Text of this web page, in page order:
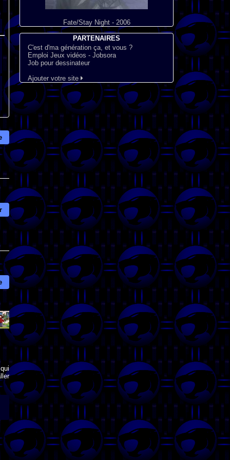
Fate/Stay Night - 2006
PARTENAIRES
C'est d'ma génération ça, et vous ?
Emploi Jeux vidéos - Jobsora
Job pour dessinateur
Ajouter votre site